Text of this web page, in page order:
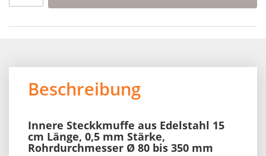
Beschreibung
Innere Steckkmuffe aus Edelstahl 15
cm Länge, 0,5 mm Stärke,
Rohrdurchmesser Ø 80 bis 350 mm